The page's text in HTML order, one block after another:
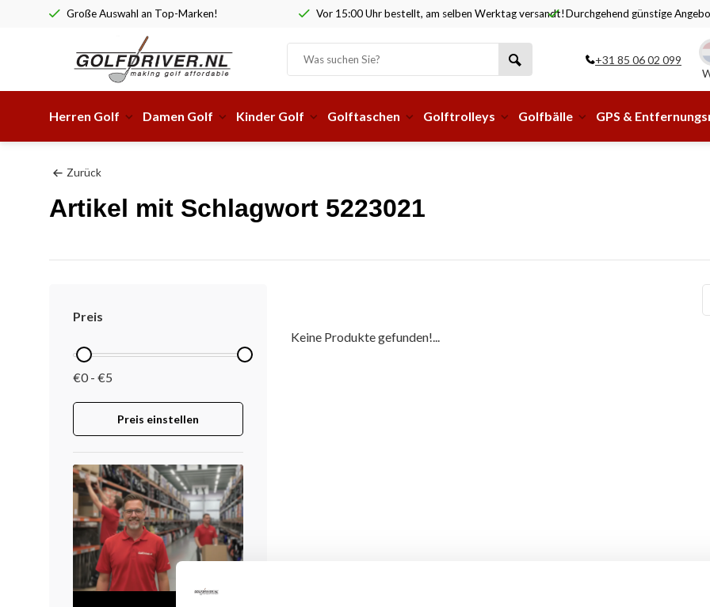
Große Auswahl an Top-Marken! Vor 15:00 Uhr bestellt, am selben Werktag versandt!Durchgehend günstige
+31 85 06 02 099
Herren Golf Damen Golf Kinder Golf Golftaschen Golftrolleys Golfbälle GPS &
Zurück
Artikel mit Schlagwort 5223021
Preis
€0 - €5
Preis einstellen
Keine Produkte gefunden!...